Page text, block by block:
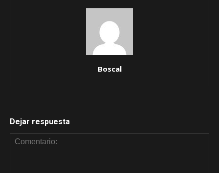
Boscal
Dejar respuesta